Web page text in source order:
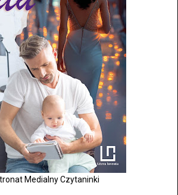
Medialny Czytaninki